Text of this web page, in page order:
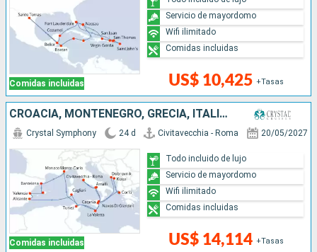
Comidas incluidas US$ 10,425 +Tasas
Servicio de mayordomo
Wifi ilimitado
Comidas incluidas
CROACIA, MONTENEGRO, GRECIA, ITALIA, MALTA, ESPAÑA, MONACO, TÚNEZ
Comidas incluidas
Crystal Symphony 24 d Civitavecchia - Roma 20/05/2027
US$ 14,114 +Tasas
Todo incluido de lujo
Servicio de mayordomo
Wifi ilimitado
Comidas incluidas